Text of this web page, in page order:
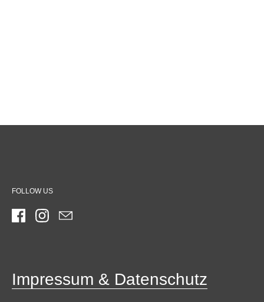
FOLLOW US
FacebookInstagram
Email
Impressum & Datenschutz